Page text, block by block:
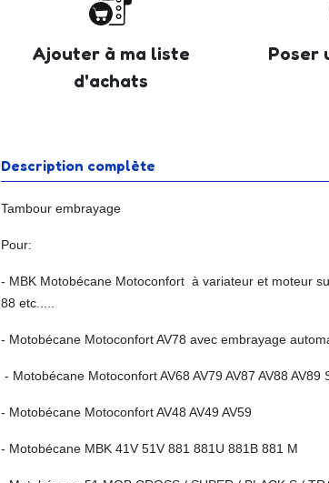
Ajouter à ma liste
d'achats
Poser
Description complète
Tambour embrayage
Pour:
- MBK Motobécane Motoconfort à variateur et moteur
88 etc.....
- Motobécane Motoconfort AV78 avec embrayage
- Motobécane Motoconfort AV68 AV79 AV87 AV88 AV89
- Motobécane Motoconfort AV48 AV49 AV59
- Motobécane MBK 41V 51V 881 881U 881B 881 M